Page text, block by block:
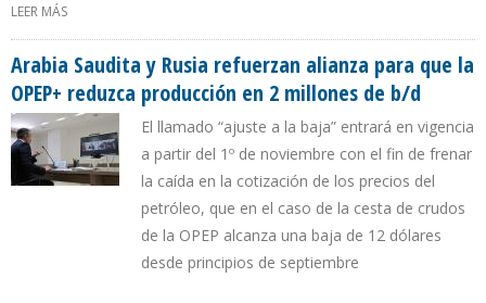
LEER MÁS
Arabia Saudita y Rusia refuerzan alianza para que la
OPEP+ reduzca producción en 2 millones de b/d
El llamado “ajuste a la baja” entrará en vigencia
a partir del 1º de noviembre con el fin de frenar
la caída en la cotización de los precios del
petróleo, que en el caso de la cesta de crudos
de la OPEP alcanza una baja de 12 dólares
desde principios de septiembre